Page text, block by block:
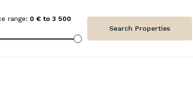
range: 0 € to 3 500